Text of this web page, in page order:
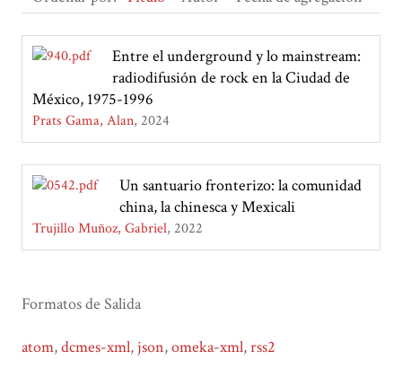
Entre el underground y lo mainstream:
radiodifusión de rock en la Ciudad de
México, 1975-1996
Prats Gama, Alan 2024
Un santuario fronterizo: la comunidad
china, la chinesca y Mexicali
Trujillo Muñoz, Gabriel 2022
Formatos de Salida
atom,dcmes-xml, json,omeka-xml,rss2